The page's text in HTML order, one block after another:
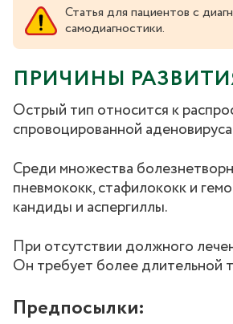
Статья для пациентов с
самодиагностики.
ПРИЧИНЫ
Острый тип относится к
спровоцированной
Среди множества
пневмококк, стафилококк и
кандиды и аспергиллы.
При отсутствии должного
Он требует более длительной
Предпосылки: